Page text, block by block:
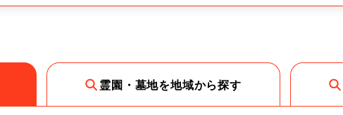
霊園・墓地を地域から探す